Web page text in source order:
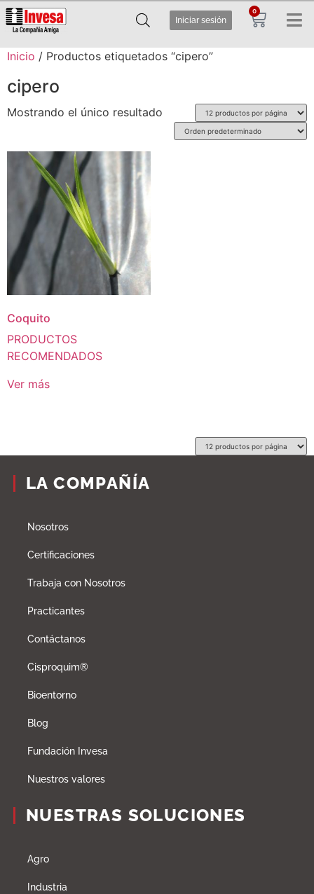
Iniciar sesión
0
Inicio / Productos etiquetados “cipero”
cipero
Mostrando el único resultado
Coquito
PRODUCTOS
RECOMENDADOS
Ver más
LA COMPAÑÍA
Nosotros
Certificaciones
Trabaja con Nosotros
Practicantes
Contáctanos
Cisproquim®
Bioentorno
Blog
Fundación Invesa
Nuestros valores
NUESTRAS SOLUCIONES
Agro
Industria